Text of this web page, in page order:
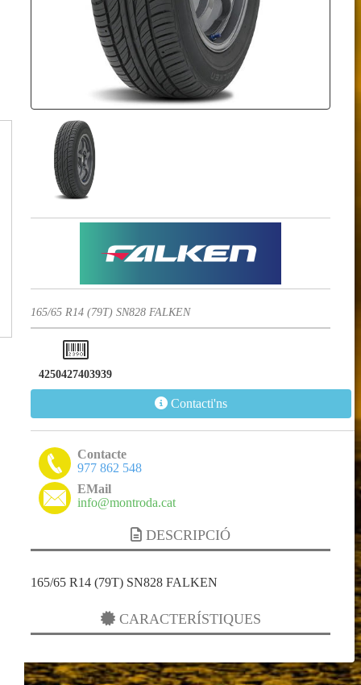
165/65 R14 (79T) SN828 FALKEN
4250427403939
Contacti'ns
Contacte
977 862 548
EMail
info@montroda.cat
DESCRIPCIÓ
165/65 R14 (79T) SN828 FALKEN
CARACTERÍSTIQUES